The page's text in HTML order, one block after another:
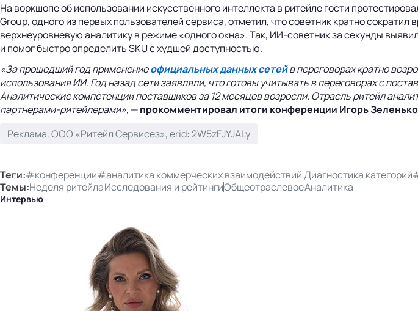
На воркшопе об использовании искусственного интеллекта в ритейле гости
Group, одного из первых пользователей сервиса, отметил, что советник кратно
верхнеуровневую аналитику в режиме «одного окна». Так, ИИ-советник за секунды
и помог быстро определить SKU с худшей доступностью.
«За прошедший год применениеофициальных данных сетейв переговорах кратно
использования ИИ. Год назад сети заявляли, что готовы учитывать в переговорах с
Аналитические компетенции поставщиков за 12 месяцев возросли. Отрасль ритейл
партнерами-ритейлерами», —прокомментировал итоги конференции Игорь
Реклама. ООО «Ритейл Сервисез», erid: 2W5zFJYJALy
Теги:#конференции#аналитика коммерческих взаимодействий Диагностика категорий
Темы:Неделя ритейлаИсследования и рейтингиОбщеотраслевоеАналитика
Интервью